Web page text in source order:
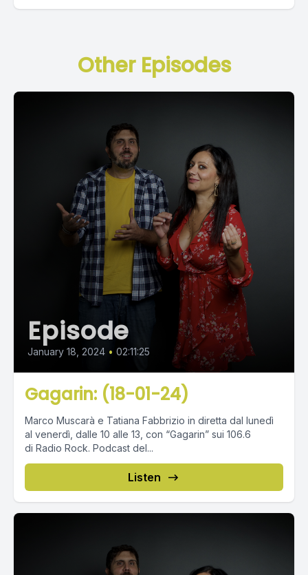
Other Episodes
Episode
January 18, 2024 • 02:11:25
Gagarin: (18-01-24)
Marco Muscarà e Tatiana Fabbrizio in diretta dal lunedì
al venerdì, dalle 10 alle 13, con “Gagarin” sui 106.6
di Radio Rock. Podcast del...
Listen